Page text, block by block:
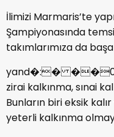
İlimizi Marmaris’te
Şampiyonasında
takımlarımıza da
yand�:�
zirai kalkınma, sınai
Bunların biri eksik
yeterli kalkınma